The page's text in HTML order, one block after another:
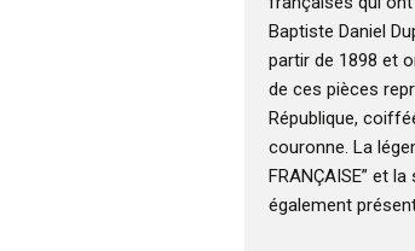
Baptiste Daniel
partir de 1898 et
de ces pièces
République,
couronne. La
FRANÇAISE” et
également